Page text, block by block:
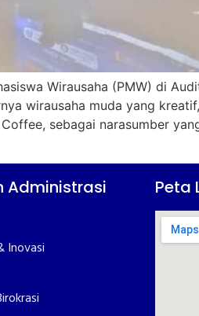
Wirausaha (PMW) di
wirausaha muda yang
sebagai narasumber
Administrasi
Inovasi
Peta